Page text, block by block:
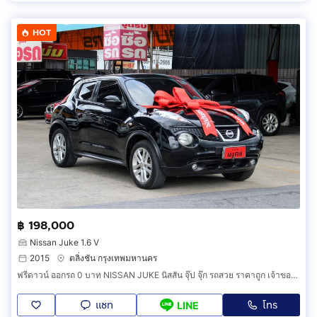
HOT
฿ 198,000
Nissan Juke 1.6 V
2015
ตลิ่งชัน กรุงเทพมหานคร
ฟรีดาวน์ ออกรถ 0 บาท NISSAN JUKE นิสสัน จุ๊ป จุ๊ก รถสวย ราคาถูก เจ้าของขายเอง รถยนต์มือสอง ดาวน์น้อย ผ่อนถูกสบาย สภาพดี รถครอบครัว SUV MPV P
แชท LINE โทร